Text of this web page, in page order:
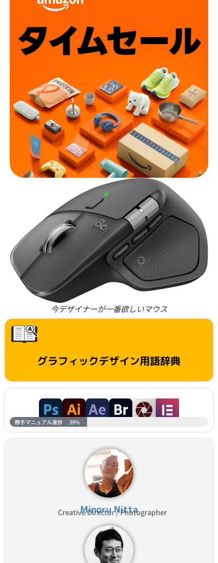
今デザイナーが一番欲しいマウス
グラフィックデザイン用語辞典
勝手マニュアル進捗 39%
Minoru Nitta
Creative Director / Photographer